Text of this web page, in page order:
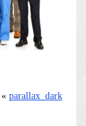
« parallax_dark